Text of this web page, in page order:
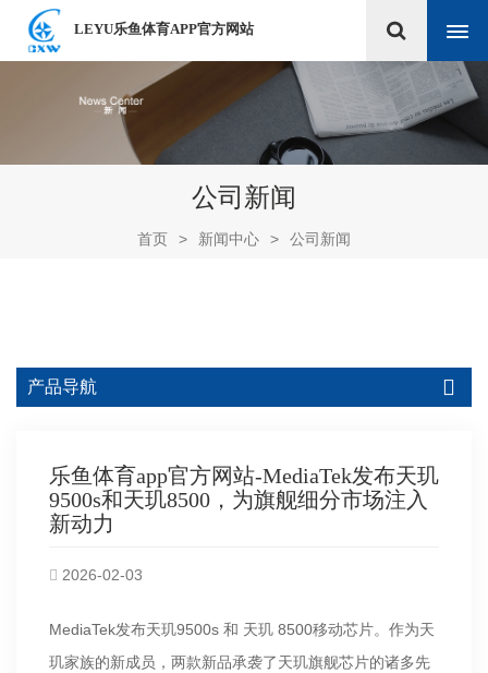
LEYU乐鱼体育APP官方网站
公司新闻
首页 > 新闻中心 > 公司新闻
产品导航
乐鱼体育app官方网站-MediaTek发布天玑
9500s和天玑8500，为旗舰细分市场注入
新动力
2026-02-03
MediaTek发布天玑9500s 和 天玑 8500移动芯片。作为天
玑家族的新成员，两款新品承袭了天玑旗舰芯片的诸多先